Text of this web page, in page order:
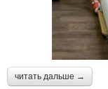
читать дальше →